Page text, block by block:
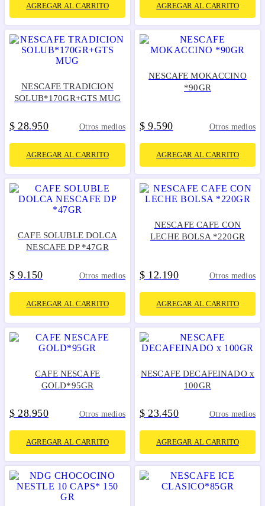
AGREGAR AL CARRITO AGREGAR AL CARRITO
NESCAFE TRADICION
SOLUB*170GR+GTS MUG
$ 28.950 Otros medios
AGREGAR AL CARRITO
NESCAFE MOKACCINO
*90GR
$ 9.590 Otros medios
AGREGAR AL CARRITO
CAFE SOLUBLE DOLCA
NESCAFE DP *47GR
$ 9.150 Otros medios
AGREGAR AL CARRITO
NESCAFE CAFE CON
LECHE BOLSA *220GR
$ 12.190 Otros medios
AGREGAR AL CARRITO
CAFE NESCAFE
GOLD*95GR
$ 28.950 Otros medios
AGREGAR AL CARRITO
NESCAFE DECAFEINADO x
100GR
$ 23.450 Otros medios
AGREGAR AL CARRITO